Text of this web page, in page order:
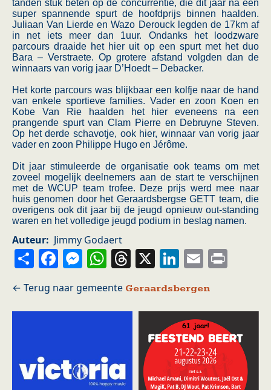
tanden stuk beten op de concurrentie, die dit jaar na een
super spannende spurt de hoofdprijs binnen haalden.
Juliaan Van Lierde en Wazo Derouck legden de 17km af
in net iets meer dan 1uur. Ondanks het loodzware
parcours draaide het hier uit op een spurt met het duo
Bara – Verstraete. Op grotere afstand volgden dan de
winnaars van vorig jaar D’Hoedt – Debacker.
Het korte parcours was blijkbaar een kolfje naar de hand
van enkele sportieve families. Vader en zoon Koen en
Kobe Van Rie haalden het hier eveneens na een
prangende spurt van Clam Pierre en Debruyne Steven.
Op het derde schavotje, ook hier, winnaar van vorig jaar
vader en zoon Philippe Hugo en Jérôme.
Dit jaar stimuleerde de organisatie ook teams om met
zoveel mogelijk deelnemers aan de start te verschijnen
met de WCUP team trofee. Deze prijs werd mee naar
huis genomen door het Geraardsbergse GETT team, die
overigens ook dit jaar bij de jeugd opnieuw out-standing
waren en het volledige jeugd podium in beslag namen.
Auteur Jimmy Godaert
ShareFacebook
Messenger
WhatsApp
Threads
X LinkedIn
Email
Geraardsbergen